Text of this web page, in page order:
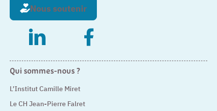
Nous soutenir
– Nouvelle fenêtre– Nouvelle fenêtre
Qui sommes-nous ?
L’Institut Camille Miret
Le CH Jean-Pierre Falret